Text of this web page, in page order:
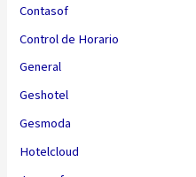
Contasof
Control de Horario
General
Geshotel
Gesmoda
Hotelcloud